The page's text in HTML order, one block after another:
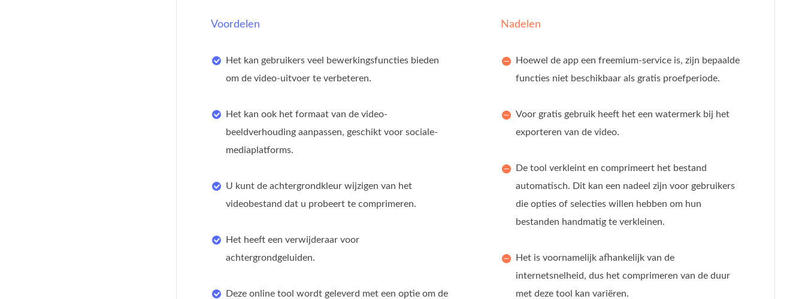
Voordelen
Het kan gebruikers veel bewerkingsfuncties bieden
om de video-uitvoer te verbeteren.
Het kan ook het formaat van de video-
beeldverhouding aanpassen, geschikt voor sociale-
mediaplatforms.
U kunt de achtergrondkleur wijzigen van het
videobestand dat u probeert te comprimeren.
Het heeft een verwijderaar voor
achtergrondgeluiden.
Deze online tool wordt geleverd met een optie om de
Nadelen
Hoewel de app een freemium-service is, zijn bepaalde
functies niet beschikbaar als gratis proefperiode.
Voor gratis gebruik heeft het een watermerk bij het
exporteren van de video.
De tool verkleint en comprimeert het bestand
automatisch. Dit kan een nadeel zijn voor gebruikers
die opties of selecties willen hebben om hun
bestanden handmatig te verkleinen.
Het is voornamelijk afhankelijk van de
internetsnelheid, dus het comprimeren van de duur
met deze tool kan variëren.